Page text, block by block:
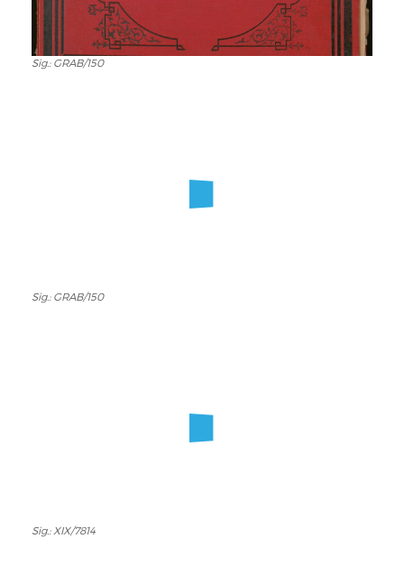
Sig.:
Sig.: GRAB/150
Sig.:
Sig.: GRAB/150
Sig.:
Sig.: XIX/7814